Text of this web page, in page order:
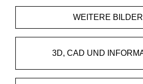
WEITERE BILDER
3D, CAD UND